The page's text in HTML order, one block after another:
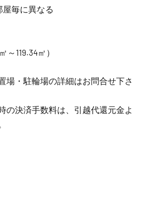
毎に異なる
～119.34㎡）
場・駐輪場の詳細はお問合せ下さ
の決済手数料は、引越代還元金よ